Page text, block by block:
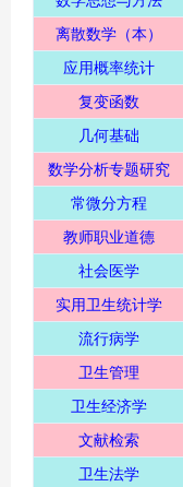
离散数学（本）
应用概率统计
复变函数
几何基础
数学分析专题研究
常微分方程
教师职业道德
社会医学
实用卫生统计学
流行病学
卫生管理
卫生经济学
文献检索
卫生法学